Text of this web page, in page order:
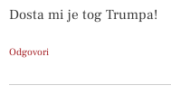
Dosta mi je tog Trumpa!
Odgovori